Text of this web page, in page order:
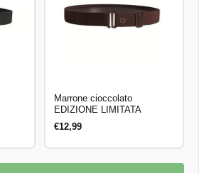
Marrone cioccolato
EDIZIONE LIMITATA
€12,99